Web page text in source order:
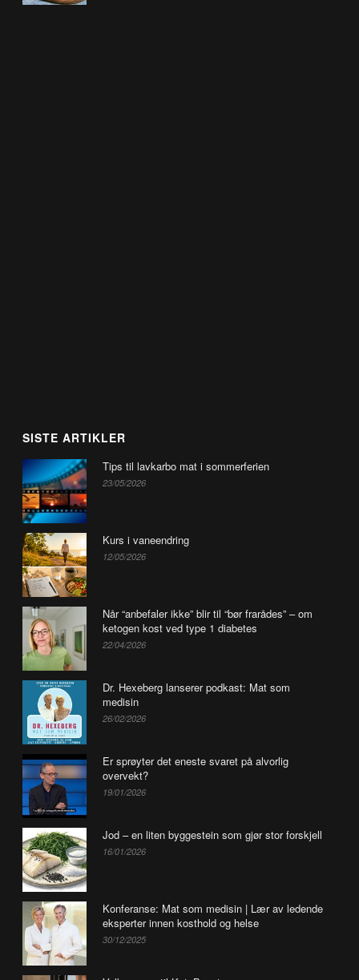
SISTE ARTIKLER
Tips til lavkarbo mat i sommerferien
23/05/2026
Kurs i vaneendring
12/05/2026
Når “anbefaler ikke” blir til “bør frarådes” – om
ketogen kost ved type 1 diabetes
22/04/2026
Dr. Hexeberg lanserer podkast: Mat som
medisin
26/02/2026
Er sprøyter det eneste svaret på alvorlig
overvekt?
19/01/2026
Jod – en liten byggestein som gjør stor forskjell
16/01/2026
Konferanse: Mat som medisin | Lær av ledende
eksperter innen kosthold og helse
30/12/2025